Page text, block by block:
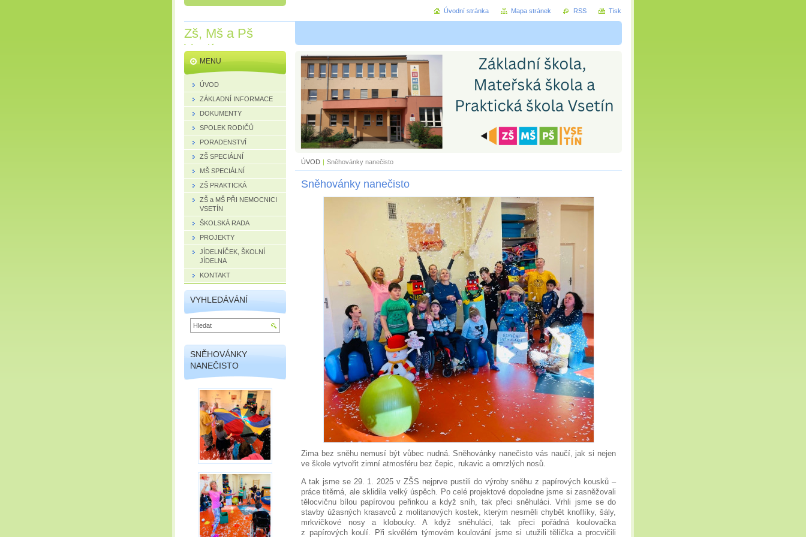
Zš, Mš a Pš
Vsetín
ÚVOD | Sněhovánky nanečisto
Sněhovánky nanečisto
Zima bez sněhu nemusí být vůbec nudná. Sněhovánky nanečisto vás naučí, jak si nejen
ve škole vytvořit zimní atmosféru bez čepic, rukavic a omrzlých nosů.
A tak jsme se 29. 1. 2025 v ZŠS nejprve pustili do výroby sněhu z papírových kousků –
práce titěrná, ale sklidila velký úspěch. Po celé projektové dopoledne jsme si zasněžovali
tělocvičnu bílou papírovou peřinkou a když sníh, tak přeci sněhuláci. Vrhli jsme se do
stavby úžasných krasavců z molitanových kostek, kterým nesměli chybět knoflíky, šály,
mrkvičkové nosy a klobouky. A když sněhuláci, tak přeci pořádná koulovačka
z papírových koulí. Při skvělém týmovém koulování jsme si utužili tělíčka a procvičili
MENU
ÚVOD
ZÁKLADNÍ INFORMACE
DOKUMENTY
SPOLEK RODIČŮ
PORADENSTVÍ
ZŠ SPECIÁLNÍ
MŠ SPECIÁLNÍ
ZŠ PRAKTICKÁ
ZŠ a MŠ PŘI NEMOCNICI
VSETÍN
ŠKOLSKÁ RADA
PROJEKTY
JÍDELNÍČEK, ŠKOLNÍ
JÍDELNA
KONTAKT
VYHLEDÁVÁNÍ
SNĚHOVÁNKY
NANEČISTO
Úvodní stránka Mapa stránek RSS Tisk